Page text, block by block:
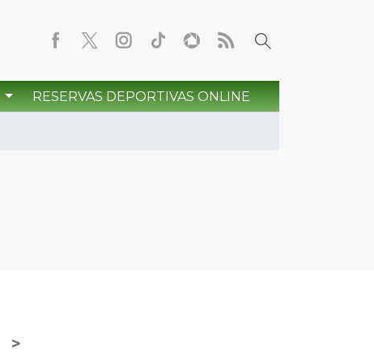
RESERVAS DEPORTIVAS ONLINE
>